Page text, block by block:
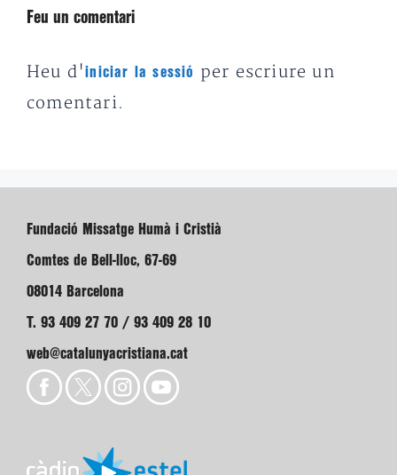
Feu un comentari
Heu d'iniciar la sessió
per escriure un
comentari.
Fundació Missatge Humà i Cristià
Comtes de Bell-lloc, 67-69
08014 Barcelona
T. 93 409 27 70 / 93 409 28 10
web@catalunyacristiana.cat